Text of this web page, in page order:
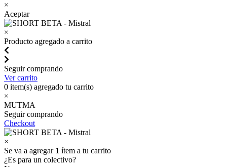
×
Aceptar
×
Producto agregado a carrito
Seguir comprando
Ver carrito
0 item(s) agregado tu carrito
×
MUTMA
Seguir comprando
Checkout
×
Se va a agregar 1 ítem a tu carrito
¿Es para un colectivo?